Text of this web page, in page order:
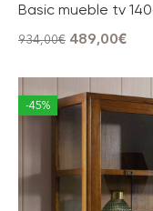
Basic mueble tv
934,00€ 489,00€
-45%